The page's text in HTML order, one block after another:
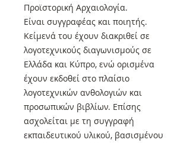
Προϊστορική Αρχαιολογία.
Είναι συγγραφέας και ποιητής.
Κείμενά του έχουν διακριθεί σε
λογοτεχνικούς διαγωνισμούς σε
Ελλάδα και Κύπρο, ενώ ορισμένα
έχουν εκδοθεί στο πλαίσιο
λογοτεχνικών ανθολογιών και
προσωπικών βιβλίων. Επίσης
ασχολείται με τη συγγραφή
εκπαιδευτικού υλικού, βασισμένου